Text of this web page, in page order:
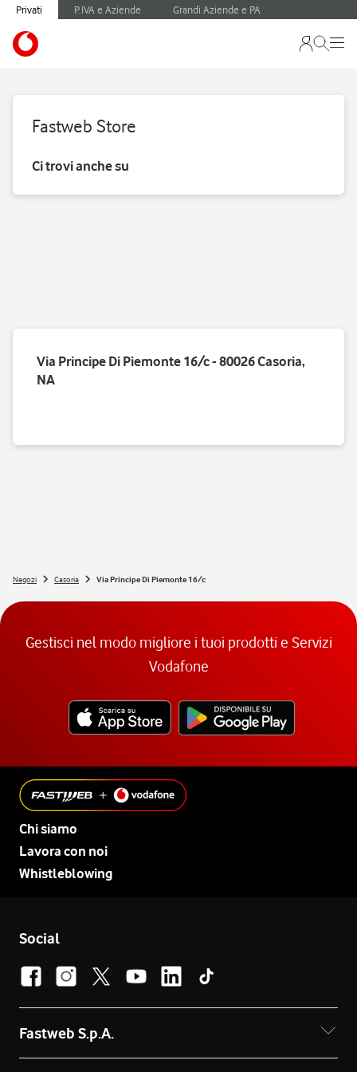
Privati P.IVA e Aziende Grandi Aziende e PA
Fastweb Store
Ci trovi anche su
Via Principe Di Piemonte 16/c - 80026 Casoria,
NA
Negozi Casoria Via Principe Di Piemonte 16/c
Gestisci nel modo migliore i tuoi prodotti e Servizi
Vodafone
Chi siamo
Lavora con noi
Whistleblowing
Social
Fastweb S.p.A.